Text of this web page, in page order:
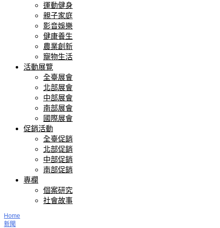
運動健身
親子家庭
影音娛樂
健康養生
農業創新
寵物生活
活動展覽
全臺展會
北部展會
中部展會
南部展會
國際展會
促銷活動
全臺促銷
北部促銷
中部促銷
南部促銷
專欄
個案研究
社會故事
Home
新聞